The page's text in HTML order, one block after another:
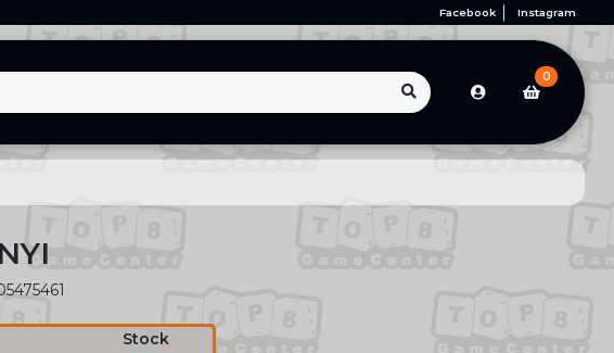
Facebook Instagram
0
Stock